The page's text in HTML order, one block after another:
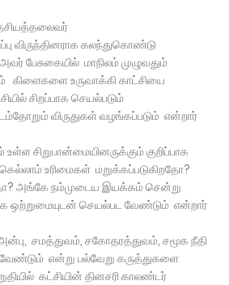
விருந்தினராக கலந்துகொண்டு
பேசுகையில் மாநிலம் முழுவதும்
கிளைகளை உருவாக்கி காட்சியை
சிறப்பாக செயல்படும்
விருதுகள் வழங்கப்படும் என்றார்
உள்ள சிறுபான்மையினருக்கும் குறிப்பாக
உரிமைகள் மறுக்கப்படுகிறதோ?
அங்கே நம்முடைய இயக்கம் சென்று
ஒற்றுமையுடன் செயல்பட வேண்டும் என்றார்
சமத்துவம், சகோதரத்துவம், சமூக நீதி
வேண்டும் என்று பல்வேறு கருத்துகளை
கட்சியின் தினசரி காலண்டர்